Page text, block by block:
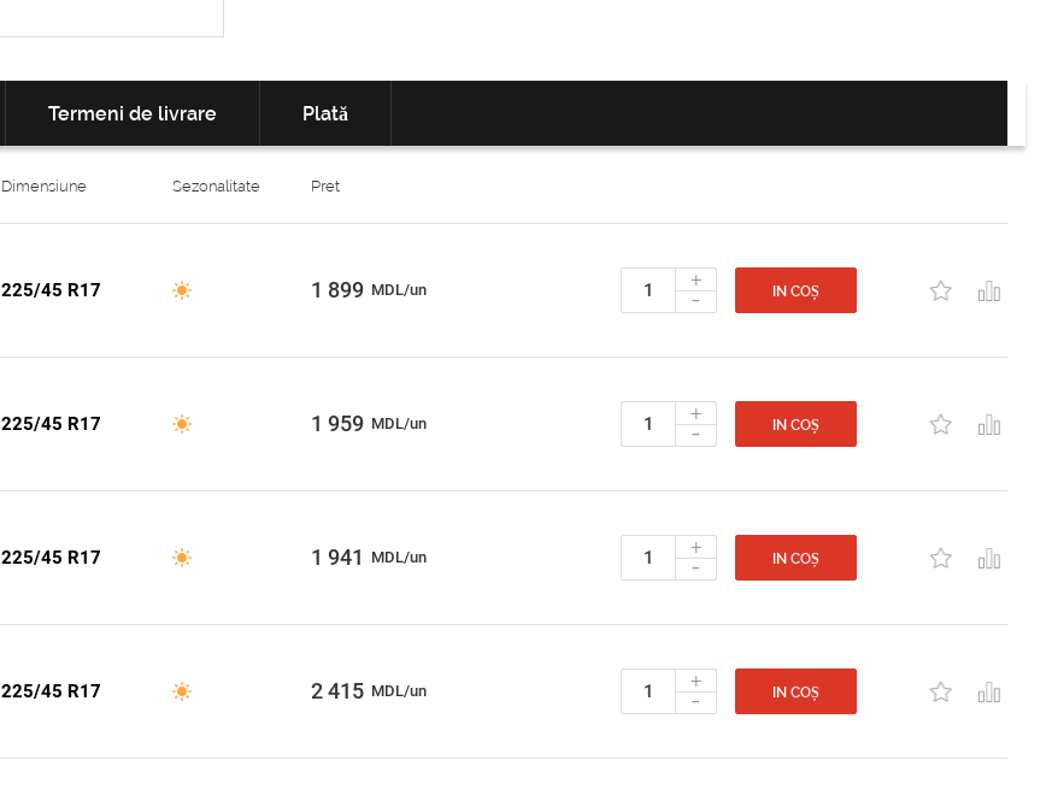
Termeni de livrare Plată
Dimensiune Sezonalitate Pret
225/45 R17 1 899 MDL/un +
- IN COȘ
225/45 R17 1 959 MDL/un +
- IN COȘ
225/45 R17 1 941 MDL/un +
- IN COȘ
225/45 R17 2 415 MDL/un +
- IN COȘ